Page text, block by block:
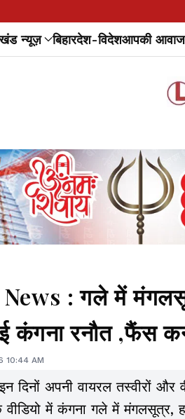
न्यूज़ बिहारदेश-विदेशआपकी आवाज
: गले में
कंगना रनौत ,फैंस
10:44 AM
अपनी वायरल तस्वीरों और
में कंगना गले में मंगलसूत्र,